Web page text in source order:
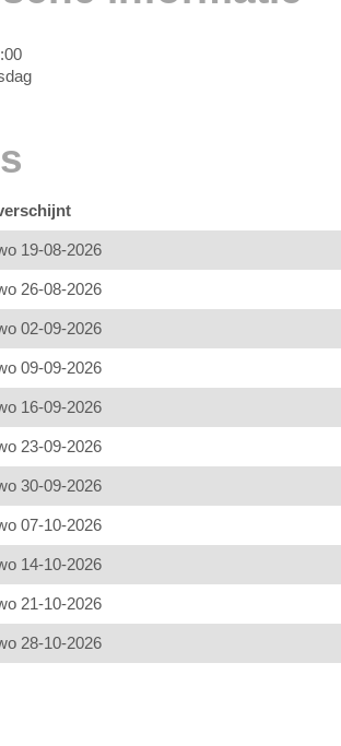
19-08-2026
26-08-2026
02-09-2026
09-09-2026
16-09-2026
23-09-2026
30-09-2026
07-10-2026
14-10-2026
21-10-2026
28-10-2026